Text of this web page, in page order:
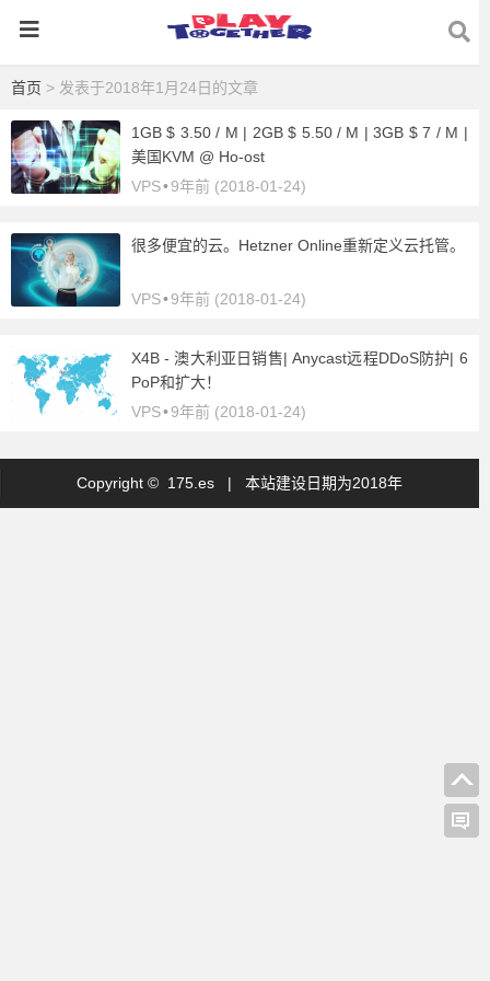
首页 > 发表于2018年1月24日的文章
1GB $ 3.50 / M | 2GB $ 5.50 / M | 3GB $ 7 / M |
美国KVM @ Ho-ost
VPS•9年前 (2018-01-24)
很多便宜的云。Hetzner Online重新定义云托管。
VPS•9年前 (2018-01-24)
X4B - 澳大利亚日销售| Anycast远程DDoS防护| 6
PoP和扩大！
VPS•9年前 (2018-01-24)
Copyright © 175.es | 本站建设日期为2018年